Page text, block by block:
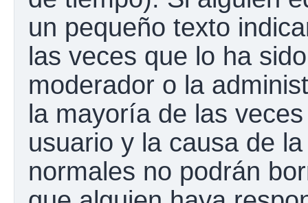
un pequeño texto
las veces que lo ha
moderador o la
la mayoría de las
usuario y la causa de
normales no podrán